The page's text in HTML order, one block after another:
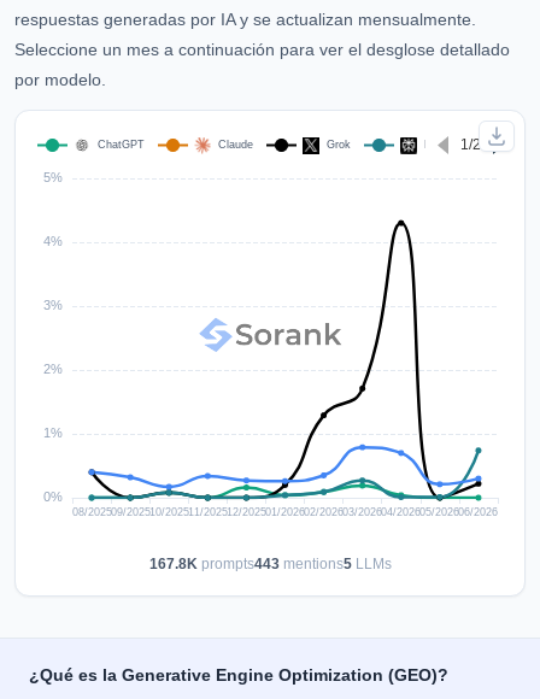
respuestas generadas por IA y se actualizan mensualmente.
Seleccione un mes a continuación para ver el desglose detallado
por modelo.
167.8Kprompts443mentions5LLMs
¿Qué es la Generative Engine Optimization (GEO)?